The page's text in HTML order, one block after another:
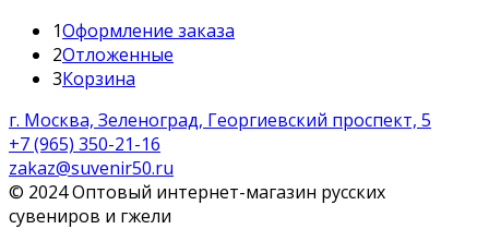
1Оформление заказа
2Отложенные
3Корзина
г. Москва, Зеленоград, Георгиевский проспект, 5
+7 (965) 350-21-16
zakaz@suvenir50.ru
© 2024 Оптовый интернет-магазин русских
сувениров и гжели